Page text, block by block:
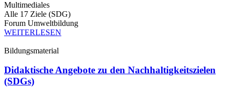
Multimediales
Alle 17 Ziele (SDG)
Forum Umweltbildung
WEITERLESEN
Bildungsmaterial
Didaktische Angebote zu den Nachhaltigkeitszielen
(SDGs)